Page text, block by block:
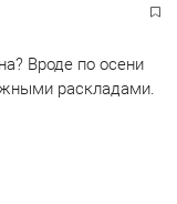
Вроде по осени
раскладами.